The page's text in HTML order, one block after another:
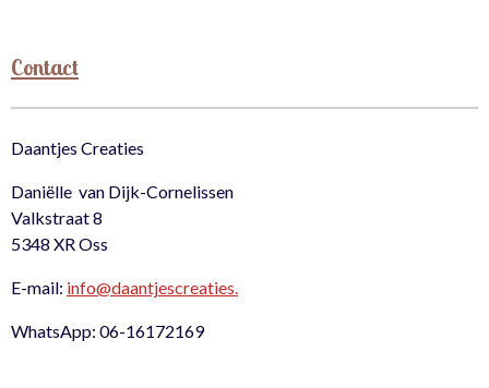
Contact
Daantjes Creaties
Daniëlle van Dijk-Cornelissen
Valkstraat 8
5348 XR Oss
E-mail: info@daantjescreaties.
WhatsApp: 06-16172169